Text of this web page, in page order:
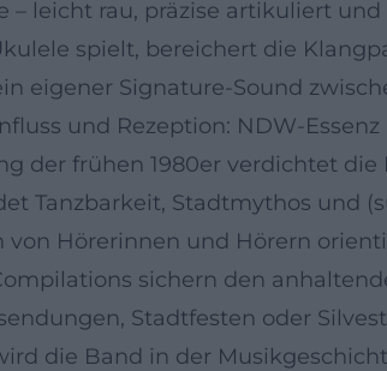
– leicht rau, präzise artikuliert
spielt, bereichert die
eigener Signature-Sound
und Rezeption: NDW-
der frühen 1980er verdichtet
Tanzbarkeit, Stadtmythos und
von Hörerinnen und Hörern
sichern den
Stadtfesten oder
die Band in der